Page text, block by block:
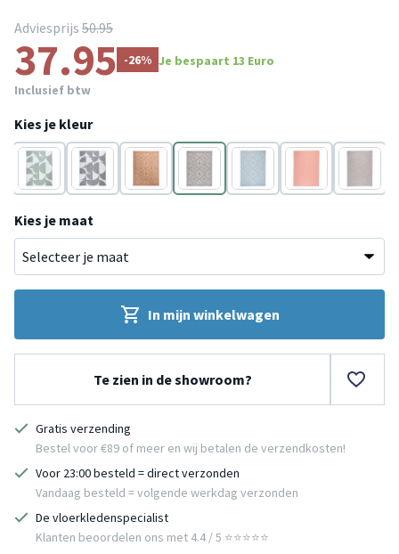
Adviesprijs 50.95
37.95 -26% Je bespaart 13 Euro
Inclusief btw
Kies je kleur
Groen Grijs TerracottaGrijs Blauw Roze
Grijs
Kies je maat
In mijn winkelwagen
Te zien in de showroom?
Gratis verzending
Bestel voor €89 of meer en wij betalen de verzendkosten!
Voor 23:00 besteld = direct verzonden
Vandaag besteld = volgende werkdag verzonden
De vloerkledenspecialist
Klanten beoordelen ons met 4.4 / 5 ⭐⭐⭐⭐⭐